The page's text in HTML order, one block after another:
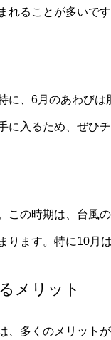
れることが多いです
に、6月のあわび
に入るため、ぜひ
この時期は、台風
ります。特に10月
メリット
、多くのメリット